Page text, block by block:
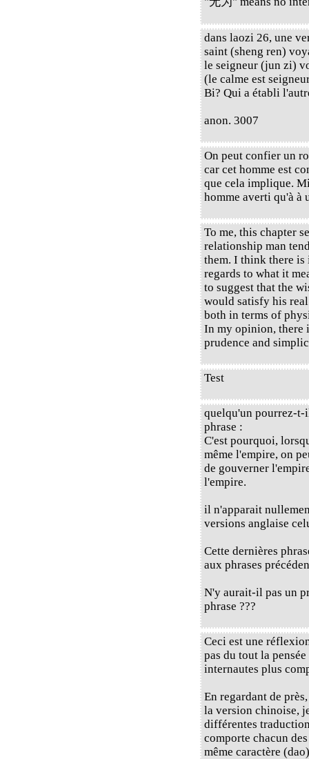
dans laozi 26, une
saint (sheng ren)
le seigneur (jun zi)
(le calme est
Bi? Qui a établi
anon. 3007
On peut confier un
car cet homme est
que cela implique.
homme averti qu'à à
To me, this chapter
relationship man
them. I think there
regards to what it
to suggest that the
would satisfy his
both in terms of
In my opinion, there
prudence and
Test
quelqu'un pourrez-
phrase :
C'est pourquoi,
même l'empire, on
de gouverner
l'empire.
il n'apparait
versions anglaise
Cette dernières
aux phrases
N'y aurait-il pas un
phrase ???
Ceci est une
pas du tout la
internautes plus
En regardant de
la version chinoise,
différentes
comporte chacun
même caractère